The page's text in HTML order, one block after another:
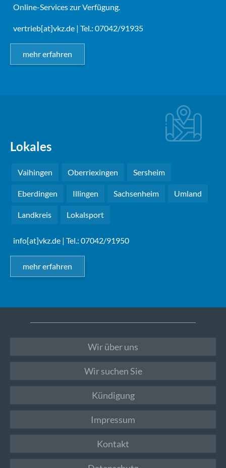
Online-Services zur Verfügung.
vertrieb[at]vkz.de | Tel.: 07042/91935
mehr erfahren
Lokales
Vaihingen Oberriexingen Sersheim
Eberdingen Illingen Sachsenheim Umland
Landkreis Lokalsport
info[at]vkz.de | Tel.: 07042/91950
mehr erfahren
Wir über uns
Wir suchen Sie
Kündigung
Impressum
Kontakt